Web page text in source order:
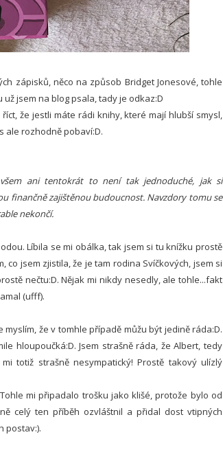
zápisků, něco na způsob Bridget Jonesové, tohle
jsem na blog psala, tady je odkaz:D
že jestli máte rádi knihy, které mají hlubší smysl,
ale rozhodně pobaví:D.
ani tentokrát to není tak jednoduché, jak si
finančně zajištěnou budoucnost. Navzdory tomu se
nekončí.
Líbila se mi obálka, tak jsem si tu knížku prostě
jsem zjistila, že je tam rodina Svíčkových, jsem si
nečtu:D. Nějak mi nikdy nesedly, ale tohle...fakt
(ufff).
že v tomhle případě můžu být jedině ráda:D.
hloupoučká:D. Jsem strašně ráda, že Albert, tedy
totiž strašně nesympatický! Prostě takový ulízlý
mi připadalo trošku jako klišé, protože bylo od
celý ten příběh ozvláštnil a přidal dost vtipných
postav:).